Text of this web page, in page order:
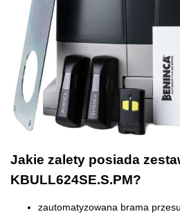
Jakie zalety posiada
KBULL624SE.S.PM?
zautomatyzowana brama